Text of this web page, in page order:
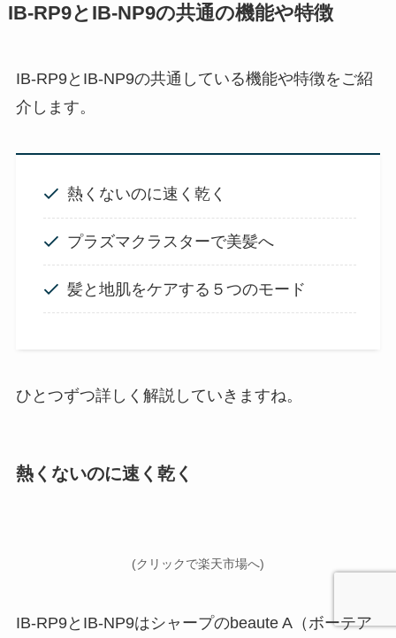
IB-RP9とIB-NP9の共通の機能や特徴
IB-RP9とIB-NP9の共通している機能や特徴をご紹
介します。
熱くないのに速く乾く
プラズマクラスターで美髪へ
髪と地肌をケアする５つのモード
ひとつずつ詳しく解説していきますね。
熱くないのに速く乾く
(クリックで楽天市場へ)
IB-RP9とIB-NP9はシャープのbeaute A（ボーテア